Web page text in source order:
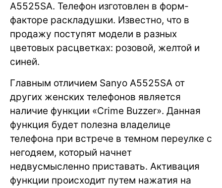
A5525SA. Телефон изготовлен в форм-
факторе раскладушки. Известно, что в
продажу поступят модели в разных
цветовых расцветках: розовой, желтой и
синей.
Главным отличием Sanyo A5525SA от
других женских телефонов является
наличие функции «Crime Buzzer». Данная
функция будет полезна владелице
телефона при встрече в темном переулке с
негодяем, который начнет
недвусмысленно приставать. Активация
функции происходит путем нажатия на